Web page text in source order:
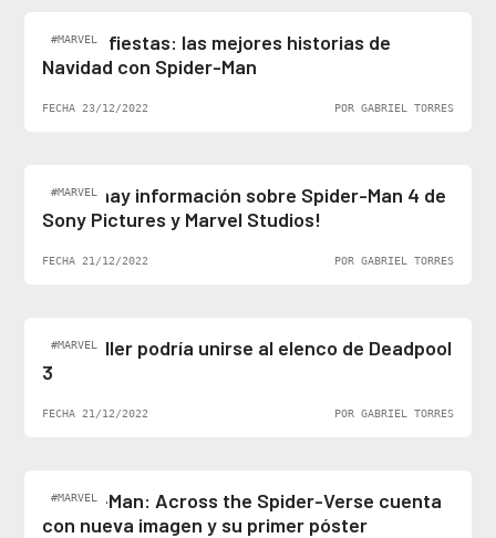
#MARVEL
Felices fiestas: las mejores historias de
Navidad con Spider-Man
FECHA 23/12/2022 POR GABRIEL TORRES
#MARVEL
¡Al fin hay información sobre Spider-Man 4 de
Sony Pictures y Marvel Studios!
FECHA 21/12/2022 POR GABRIEL TORRES
#MARVEL
Ben Stiller podría unirse al elenco de Deadpool
3
FECHA 21/12/2022 POR GABRIEL TORRES
#MARVEL
Spider-Man: Across the Spider-Verse cuenta
con nueva imagen y su primer póster